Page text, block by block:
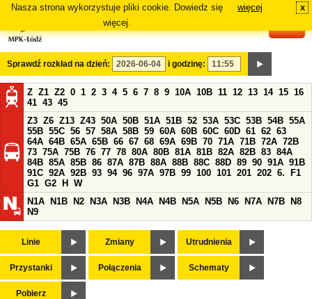
Nasza strona wykorzystuje pliki cookie. Dowiedz się
więcej.
więcej x
Sprawdź rozkład na dzień: i godzinę:
Z Z1 Z2 0 1 2 3 4 5 6 7 8 9 10A 10B 11 12 13 14 15 16
41 43 45
Z3 Z6 Z13 Z43 50A 50B 51A 51B 52 53A 53C 53B 54B 55A
55B 55C 56 57 58A 58B 59 60A 60B 60C 60D 61 62 63
64A 64B 65A 65B 66 67 68 69A 69B 70 71A 71B 72A 72B
73 75A 75B 76 77 78 80A 80B 81A 81B 82A 82B 83 84A
84B 85A 85B 86 87A 87B 88A 88B 88C 88D 89 90 91A 91B
91C 92A 92B 93 94 96 97A 97B 99 100 101 201 202 6.
F1
G1 G2 H
W
N1A
N1B N2 N3A N3B N4A N4B N5A N5B N6 N7A N7B
N8
N9
Linie Zmiany Utrudnienia
Przystanki Połączenia Schematy
Pobierz